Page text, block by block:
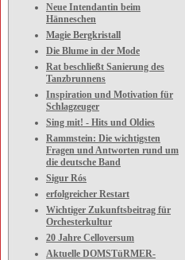
Neue Intendantin beim
Hänneschen
Magie Bergkristall
Die Blume in der Mode
Rat beschließt Sanierung des
Tanzbrunnens
Inspiration und Motivation für
Schlagzeuger
Sing mit! - Hits und Oldies
Rammstein: Die wichtigsten
Fragen und Antworten rund um
die deutsche Band
Sigur Rós
erfolgreicher Restart
Wichtiger Zukunftsbeitrag für
Orchesterkultur
20 Jahre Celloversum
Aktuelle DOMSTüRMER-